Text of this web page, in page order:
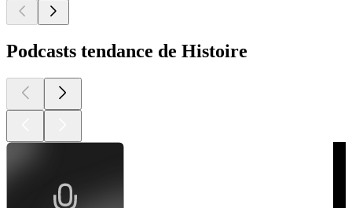
Podcasts tendance de Histoire